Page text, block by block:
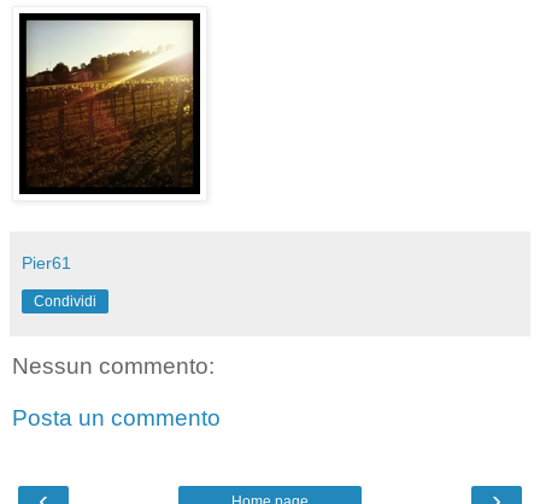
Pier61
Condividi
Nessun commento:
Posta un commento